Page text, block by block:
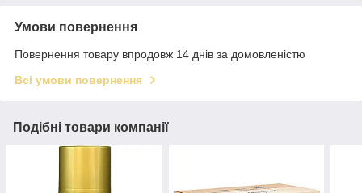
Умови повернення
Повернення товару впродовж 14 днів за домовленістю
Всі умови повернення
Подібні товари компанії